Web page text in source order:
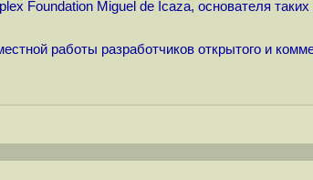
Miguel de Icaza, основателя таких
работы разработчиков открытого и